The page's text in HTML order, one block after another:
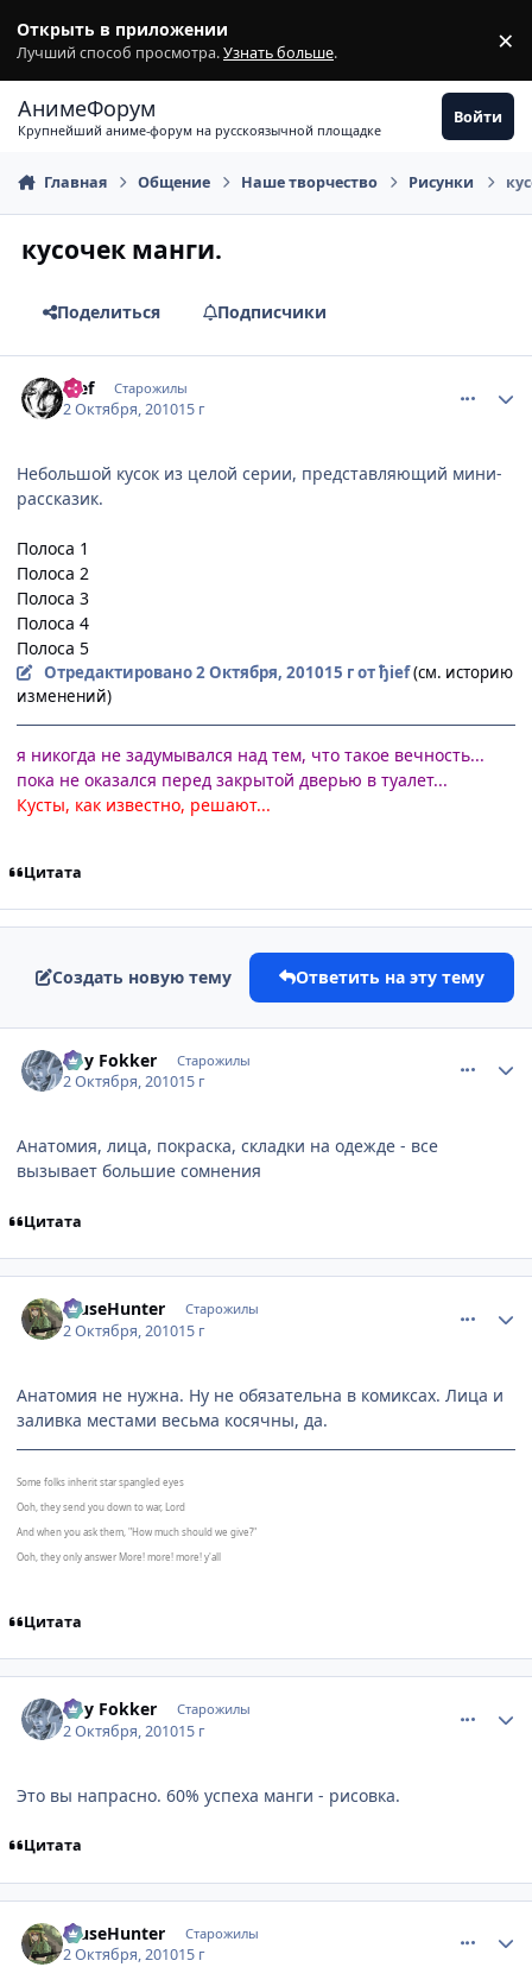
Открыть в приложении
Лучший способ просмотра.Узнать больше. ×
АнимеФорум
Крупнейший аниме-форум на русскоязычной площадке
Войти
Главная Общение Наше творчество Рисунки
кусочек манги.
Поделиться Подписчики
ђief Старожилы
2 Октября, 201015 г
Небольшой кусок из целой серии, представляющий мини-
рассказик.
Полоса 1
Полоса 2
Полоса 3
Полоса 4
Полоса 5
Отредактировано2 Октября, 201015 гот ђief(см. историю
изменений)
я никогда не задумывался над тем, что такое вечность...
пока не оказался перед закрытой дверью в туалет...
Кусты, как известно, решают...
Цитата
Создать новую тему Ответить на эту тему
Roy Fokker Старожилы
2 Октября, 201015 г
Анатомия, лица, покраска, складки на одежде - все
вызывает большие сомнения
Цитата
MuseHunter Старожилы
2 Октября, 201015 г
Анатомия не нужна. Ну не обязательна в комиксах. Лица и
заливка местами весьма косячны, да.
Some folks inherit star spangled eyes
Ooh, they send you down to war, Lord
And when you ask them, "How much should we give?"
Ooh, they only answer More! more! more! y'all
Цитата
Roy Fokker Старожилы
2 Октября, 201015 г
Это вы напрасно. 60% успеха манги - рисовка.
Цитата
MuseHunter Старожилы
2 Октября, 201015 г